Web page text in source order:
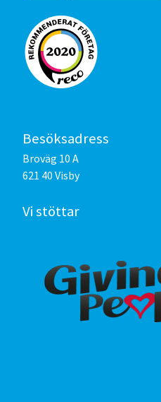
Besöksadress
Broväg 10 A
621 40 Visby
Vi stöttar